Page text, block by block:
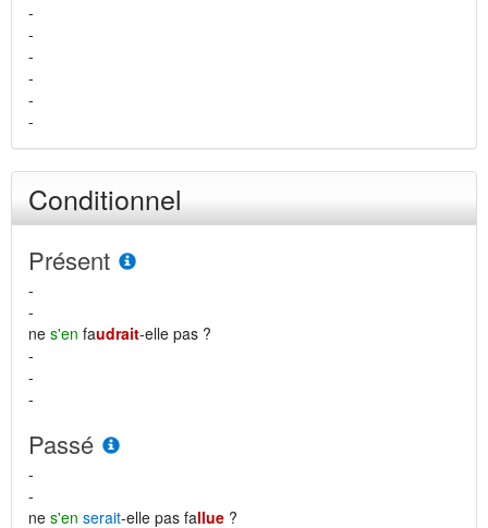
-
-
-
-
-
-
Conditionnel
Présent
-
-
ne s'en faudrait-elle pas ?
-
-
-
Passé
-
-
ne s'en serait-elle pas fallue ?